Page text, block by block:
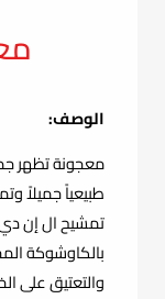
الوصف:
معجونة تظهر
طبيعياً جميلاً
تمشيح ال إن
بالكاوشوكة
والتعتيق على